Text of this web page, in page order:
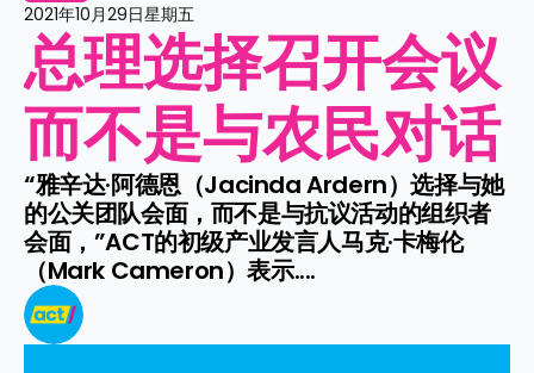
2021年10月29日星期五
总理选择召开会议
而不是与农民对话
“雅辛达·阿德恩（Jacinda Ardern）选择与她
的公关团队会面，而不是与抗议活动的组织者
会面，”ACT的初级产业发言人马克·卡梅伦
（Mark Cameron）表示....